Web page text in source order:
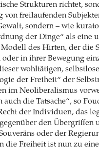
Strukturen richtet,
von freilaufenden
sondern – wie
der Dinge“ als eine
des Hirten, der die
oder in ihrer Bewegung
wohltätigen,
der Freiheit“ der
im Neoliberalismus
die Tatsache“, so
der Individuen, das
den Übergriffen
oder der
die Freiheit ist nun zu